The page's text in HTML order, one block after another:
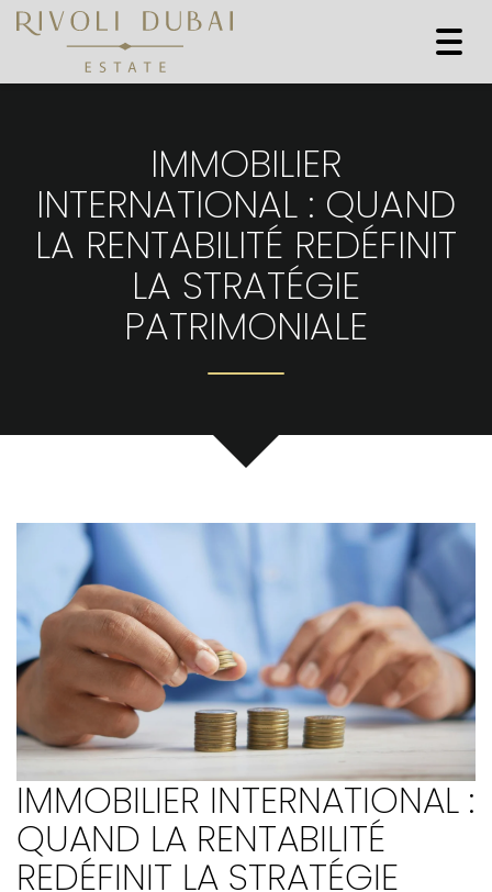
IMMOBILIER
INTERNATIONAL : QUAND
LA RENTABILITÉ REDÉFINIT
LA STRATÉGIE
PATRIMONIALE
IMMOBILIER INTERNATIONAL :
QUAND LA RENTABILITÉ
REDÉFINIT LA STRATÉGIE